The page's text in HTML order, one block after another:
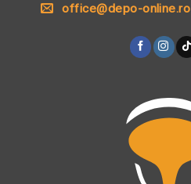
office@depo-online.ro